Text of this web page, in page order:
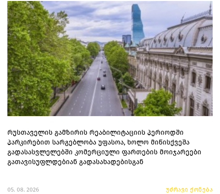
რუსთაველის გამზირის რეაბილიტაციის პერიოდში
პარკირებით სარგებლობა უფასოა, ხოლო მიწისქვეშა
გადასასვლელებში კომერციული ფართების მოიჯარეები
გათავისუფლდებიან გადასახადებისგან
05. 08. 2026 უძრავი ქონება